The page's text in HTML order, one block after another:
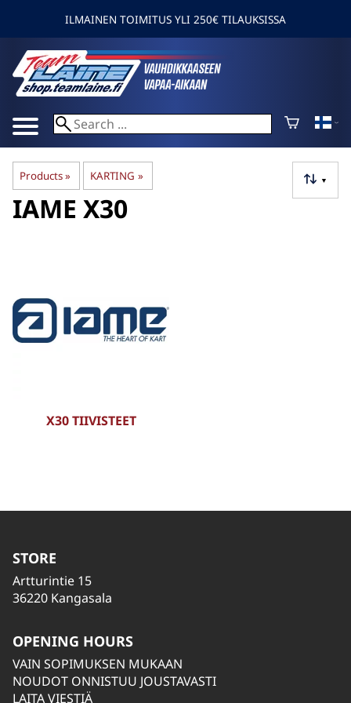
ILMAINEN TOIMITUS YLI 250€ TILAUKSISSA
Products‪» KARTING ‪» ▼
IAME X30
X30 TIIVISTEET
STORE
Artturintie 15
36220 Kangasala
OPENING HOURS
VAIN SOPIMUKSEN MUKAAN
NOUDOT ONNISTUU JOUSTAVASTI
LAITA VIESTIÄ